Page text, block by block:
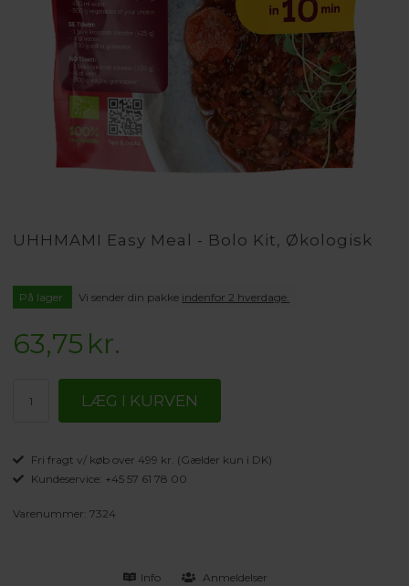
UHHMAMI Easy Meal - Bolo Kit, Økologisk
På lager Vi sender din pakke indenfor 2 hverdage.
63,75 kr.
Fri fragt v/ køb over 499 kr. (Gælder kun i DK)
Kundeservice: +45 57 61 78 00
Varenummer:7324
Info Anmeldelser